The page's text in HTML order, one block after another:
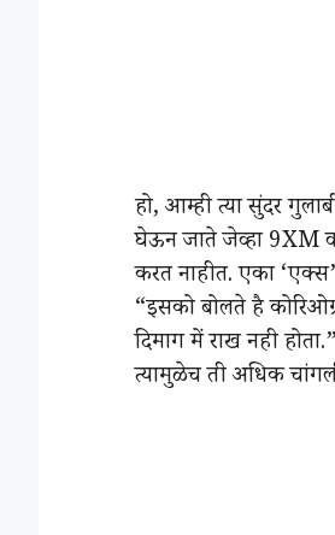
हो, आम्ही त्या सुंदर
घेऊन जाते जेव्हा 9XM
करत नाहीत. एका
“इसको बोलते है
दिमाग में राख नही
त्यामुळेच ती अधिक